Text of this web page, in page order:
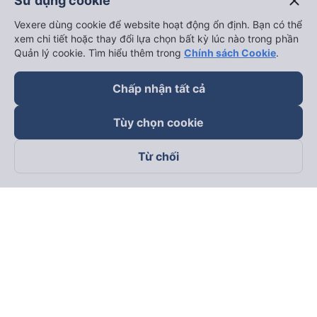
Theo dõi chúng tôi trên
Vexere dùng cookie để website hoạt động ổn định. Bạn có thể
xem chi tiết hoặc thay đổi lựa chọn bất kỳ lúc nào trong phần
Quản lý cookie. Tìm hiểu thêm trong Chính sách Cookie.
Chấp nhận tất cả
Tùy chọn cookie
Từ chối